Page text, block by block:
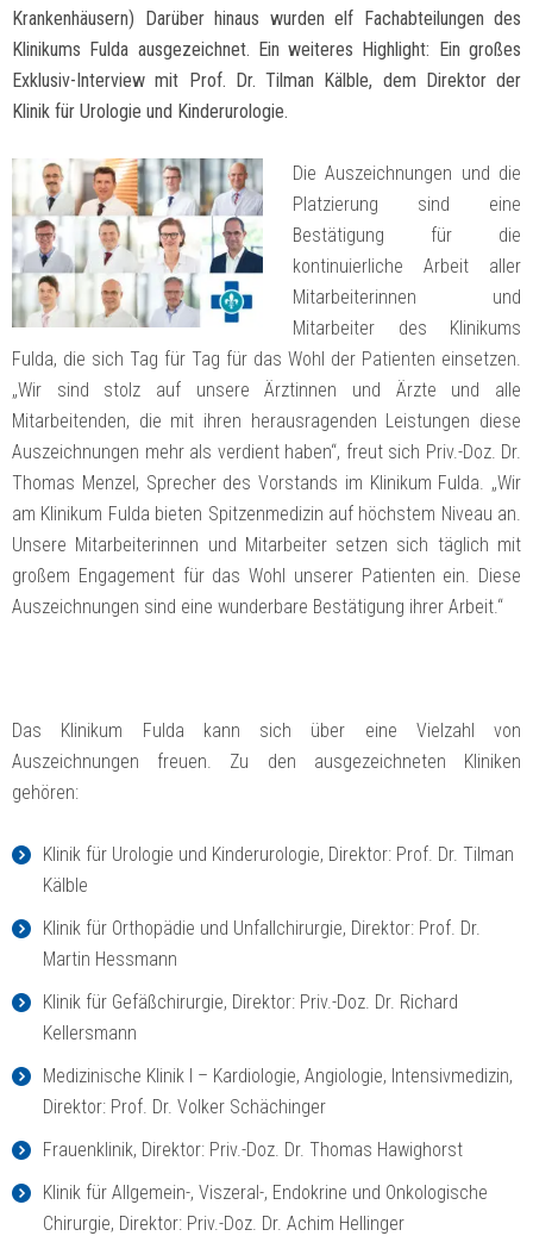
Krankenhäusern) Darüber hinaus wurden elf Fachabteilungen des
Klinikums Fulda ausgezeichnet. Ein weiteres Highlight: Ein großes
Exklusiv-Interview mit Prof. Dr. Tilman Kälble, dem Direktor der
Klinik für Urologie und Kinderurologie.
Die Auszeichnungen und die
Platzierung sind eine
Bestätigung für die
kontinuierliche Arbeit aller
Mitarbeiterinnen und
Mitarbeiter des Klinikums
Fulda, die sich Tag für Tag für das Wohl der Patienten einsetzen.
„Wir sind stolz auf unsere Ärztinnen und Ärzte und alle
Mitarbeitenden, die mit ihren herausragenden Leistungen diese
Auszeichnungen mehr als verdient haben“, freut sich Priv.-Doz. Dr.
Thomas Menzel, Sprecher des Vorstands im Klinikum Fulda. „Wir
am Klinikum Fulda bieten Spitzenmedizin auf höchstem Niveau an.
Unsere Mitarbeiterinnen und Mitarbeiter setzen sich täglich mit
großem Engagement für das Wohl unserer Patienten ein. Diese
Auszeichnungen sind eine wunderbare Bestätigung ihrer Arbeit.“
Das Klinikum Fulda kann sich über eine Vielzahl von
Auszeichnungen freuen. Zu den ausgezeichneten Kliniken
gehören:
Klinik für Urologie und Kinderurologie, Direktor: Prof. Dr. Tilman
Kälble
Klinik für Orthopädie und Unfallchirurgie, Direktor: Prof. Dr.
Martin Hessmann
Klinik für Gefäßchirurgie, Direktor: Priv.-Doz. Dr. Richard
Kellersmann
Medizinische Klinik I – Kardiologie, Angiologie, Intensivmedizin,
Direktor: Prof. Dr. Volker Schächinger
Frauenklinik, Direktor: Priv.-Doz. Dr. Thomas Hawighorst
Klinik für Allgemein-, Viszeral-, Endokrine und Onkologische
Chirurgie, Direktor: Priv.-Doz. Dr. Achim Hellinger